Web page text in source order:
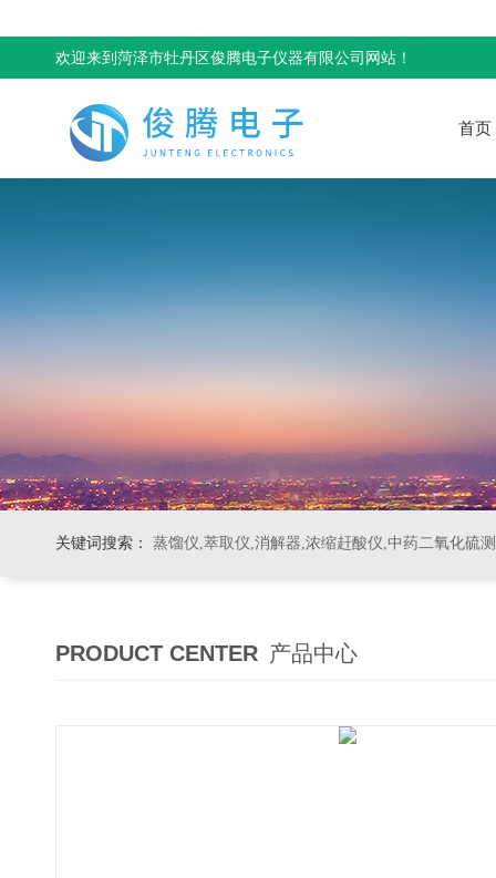
欢迎来到菏泽市牡丹区俊腾电子仪器有限公司网站！
首页
关键词搜索： 蒸馏仪,萃取仪,消解器,浓缩赶酸仪,中药二氧化硫
PRODUCT CENTER 产品中心